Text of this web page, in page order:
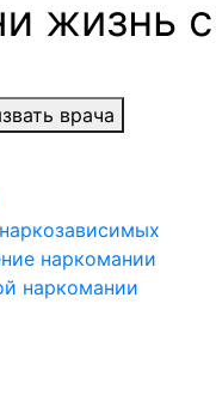
врача
наркомании
наркомании